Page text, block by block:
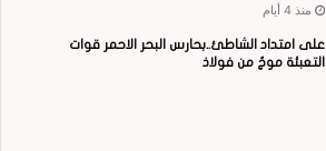
منذ 4 أيام
على امتداد الشاطئ..بحارس البحر الاحمر قوات
التعبئة موجٌ من فولاذ